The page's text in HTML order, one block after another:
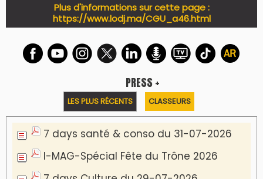
Plus d'informations sur cette page :
https://www.lodj.ma/CGU_a46.html
PRESS +
LES PLUS RÉCENTS CLASSEURS
7 days santé & conso du 31-07-2026
I-MAG-Spécial Fête du Trône 2026